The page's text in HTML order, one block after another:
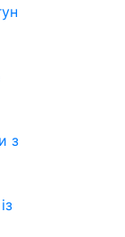
з